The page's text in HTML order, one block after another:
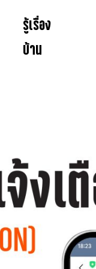
รู้เรื่อง
บ้าน